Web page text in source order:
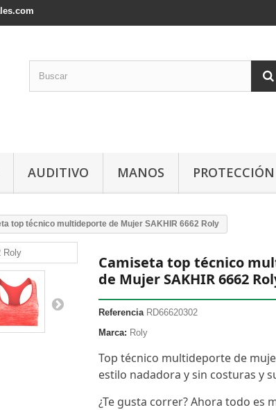
AUDITIVO MANOS PROTECCIÓN
top técnico multideporte de Mujer SAKHIR 6662 Roly
Camiseta top técnico
de Mujer SAKHIR 6662
Referencia RD66620302
Marca: Roly
Top técnico multideporte de
estilo nadadora y sin costuras y
¿Te gusta correr? Ahora todo es